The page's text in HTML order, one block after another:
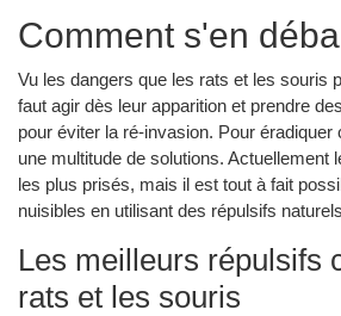
Comment s'en
Vu les dangers que les rats et les souris
faut agir dès leur apparition et prendre
pour éviter la ré-invasion. Pour
une multitude de solutions. Actuellement
les plus prisés, mais il est tout à fait
nuisibles en utilisant des répulsifs
Les meilleurs répulsifs
rats et les souris